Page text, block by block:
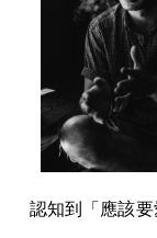
認知到「應該